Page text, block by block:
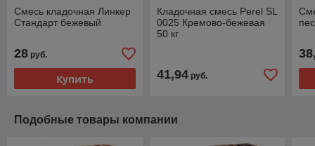
Смесь кладочная Линкер
Стандарт бежевый
28 руб.
Купить
Кладочная смесь Perel SL
0025 Кремово-бежевая
50 кг
41,94руб.
Подобные товары компании